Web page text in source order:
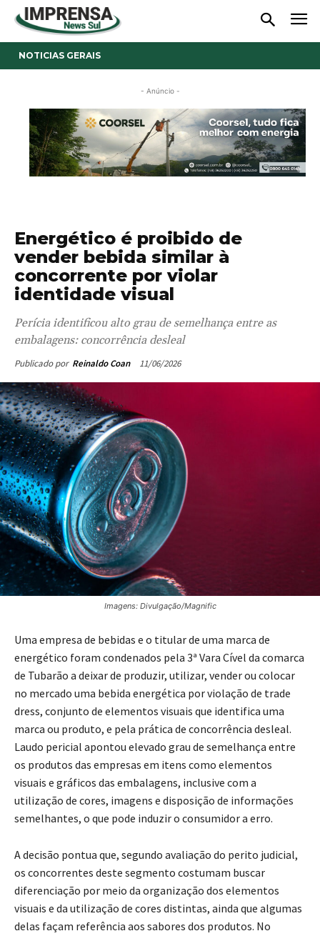
NOTICIAS GERAIS
- Anúncio -
Energético é proibido de
vender bebida similar à
concorrente por violar
identidade visual
Perícia identificou alto grau de semelhança entre as
embalagens: concorrência desleal
Publicado por Reinaldo Coan 11/06/2026
Imagens: Divulgação/Magnific
Uma empresa de bebidas e o titular de uma marca de
energético foram condenados pela 3ª Vara Cível da comarca
de Tubarão a deixar de produzir, utilizar, vender ou colocar
no mercado uma bebida energética por violação de trade
dress, conjunto de elementos visuais que identifica uma
marca ou produto, e pela prática de concorrência desleal.
Laudo pericial apontou elevado grau de semelhança entre
os produtos das empresas em itens como elementos
visuais e gráficos das embalagens, inclusive com a
utilização de cores, imagens e disposição de informações
semelhantes, o que pode induzir o consumidor a erro.
A decisão pontua que, segundo avaliação do perito judicial,
os concorrentes deste segmento costumam buscar
diferenciação por meio da organização dos elementos
visuais e da utilização de cores distintas, ainda que algumas
delas façam referência aos sabores dos produtos. No